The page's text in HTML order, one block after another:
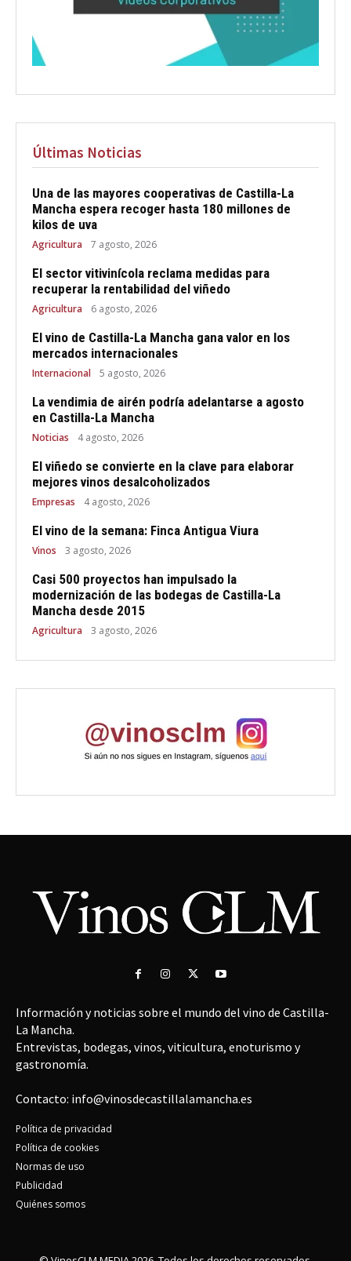
Últimas Noticias
Una de las mayores cooperativas de Castilla-La
Mancha espera recoger hasta 180 millones de
kilos de uva
Agricultura 7 agosto, 2026
El sector vitivinícola reclama medidas para
recuperar la rentabilidad del viñedo
Agricultura 6 agosto, 2026
El vino de Castilla-La Mancha gana valor en los
mercados internacionales
Internacional 5 agosto, 2026
La vendimia de airén podría adelantarse a agosto
en Castilla-La Mancha
Noticias 4 agosto, 2026
El viñedo se convierte en la clave para elaborar
mejores vinos desalcoholizados
Empresas 4 agosto, 2026
El vino de la semana: Finca Antigua Viura
Vinos 3 agosto, 2026
Casi 500 proyectos han impulsado la
modernización de las bodegas de Castilla-La
Mancha desde 2015
Agricultura 3 agosto, 2026
Información y noticias sobre el mundo del vino de Castilla-
La Mancha.
Entrevistas, bodegas, vinos, viticultura, enoturismo y
gastronomía.
Contacto: info@vinosdecastillalamancha.es
Política de privacidad
Política de cookies
Normas de uso
Publicidad
Quiénes somos